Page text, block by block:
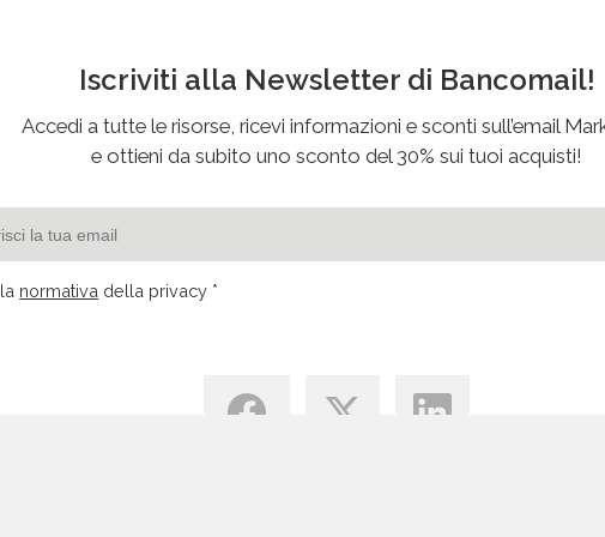
Iscriviti alla Newsletter di Bancomail!
Accedi a tutte le risorse, ricevi informazioni e sconti sull’email
e ottieni da subito uno sconto del 30% sui tuoi acquisti!
normativa della privacy *